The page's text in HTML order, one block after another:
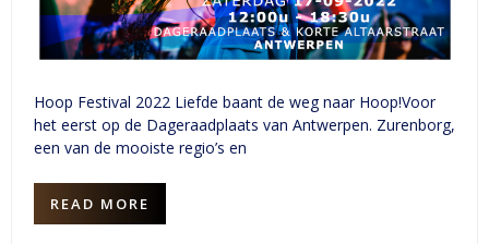
Hoop Festival 2022 Liefde baant de weg naar Hoop!Voor
het eerst op de Dageraadplaats van Antwerpen. Zurenborg,
een van de mooiste regio’s en
READ MORE